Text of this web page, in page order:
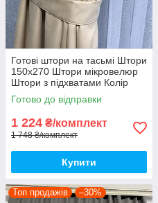
Готові штори на тасьмі Штори
150х270 Штори мікровелюр
Штори з підхватами Колір
кремовий
Готово до відправки
1 224 ₴/комплект
1 748 ₴/комплект
Купити
Топ продажів –30%